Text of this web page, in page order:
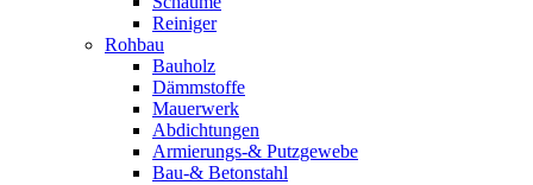
Reiniger
Rohbau
Bauholz
Dämmstoffe
Mauerwerk
Abdichtungen
Armierungs-& Putzgewebe
Bau-& Betonstahl